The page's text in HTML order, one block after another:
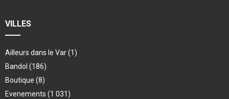
VILLES
Ailleurs dans le Var(1)
Bandol (186)
Boutique (8)
Evenements (1 031)